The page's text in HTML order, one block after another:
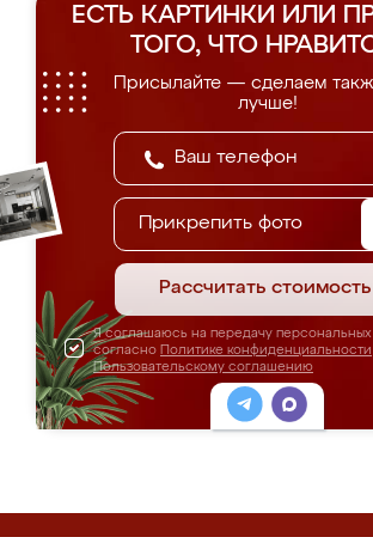
ЕСТЬ КАРТИНКИ ИЛИ
ТОГО, ЧТО
Присылайте — сделаем
лучше!
Прикрепить фото
Рассчитать стоимость
Я соглашаюсь на передачу
согласно Политике конфиденциальности
Пользовательскому соглашению